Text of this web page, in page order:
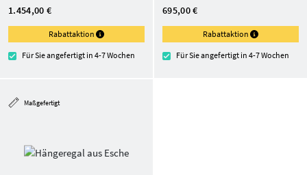
1.454,00 €
Rabattaktion
Für Sie angefertigt in 4-7 Wochen
695,00 €
Rabattaktion
Für Sie angefertigt in 4-7 Wochen
Maßgefertigt